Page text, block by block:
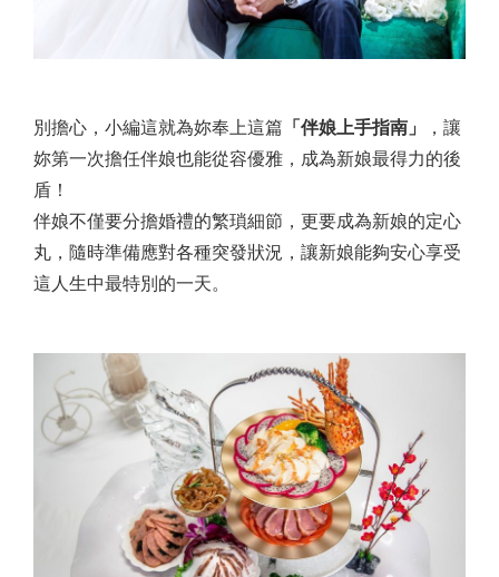
別擔心，小編這就為妳奉上這篇 「伴娘上手指南」
，讓
妳第一次擔任伴娘也能從容優雅，成為新娘最得力的後
盾！
伴娘不僅要分擔婚禮的繁瑣細節，更要成為新娘的定心
丸，隨時準備應對各種突發狀況，讓新娘能夠安心享受
這人生中最特別的一天。